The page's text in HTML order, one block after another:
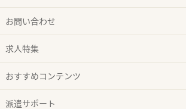
お問い合わせ
求人特集
おすすめコンテンツ
派遣サポート